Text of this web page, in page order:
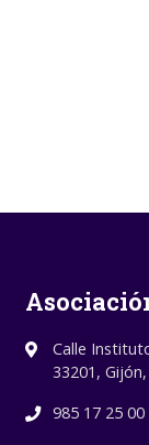
Calle
33201,
985 17 25 00